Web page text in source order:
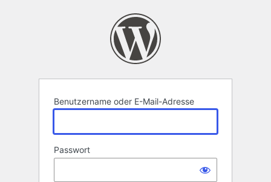
Benutzername oder E-Mail-Adresse
Passwort